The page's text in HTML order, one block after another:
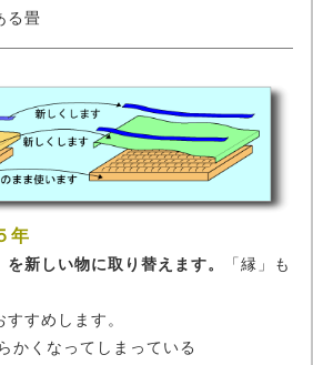
る畳
年
を新しい物に取り替えます。
「縁」も
すめします。
くなってしまっている